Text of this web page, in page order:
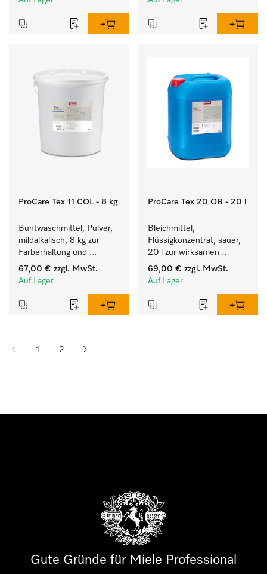
ProCare Tex 11 COL - 8 kg
Buntwaschmittel, Pulver,
mildalkalisch, 8 kg zur
Farberhaltung und
Reinigung von
Buntwäsche.
67,00 € zzgl. MwSt.
Auf Lager
ProCare Tex 20 OB - 20 l
Bleichmittel,
Flüssigkonzentrat, sauer,
20 l zur wirksamen
Entfernung von
hartnäckigen Flecken.
69,00 € zzgl. MwSt.
Auf Lager
1 2
Gute Gründe für Miele Professional